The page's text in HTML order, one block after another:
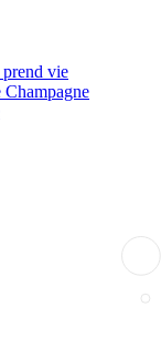
vie
Champagne